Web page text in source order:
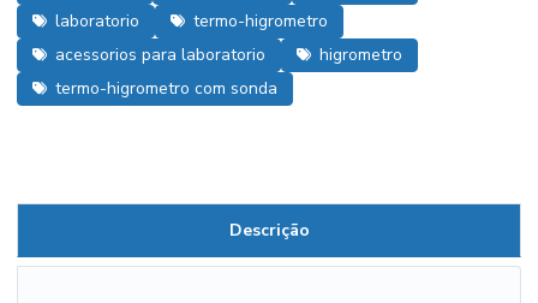
laboratorio
termo-higrometro
acessorios para laboratorio
higrometro
termo-higrometro com sonda
Descrição